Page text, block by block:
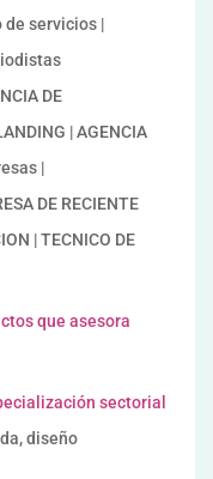
de servicios |
DE
| AGENCIA
|
DE RECIENTE
| TECNICO DE
que asesora
sectorial
diseño